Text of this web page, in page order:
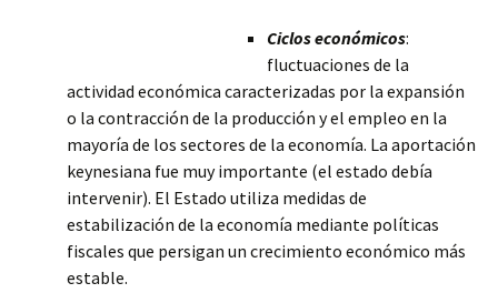
Ciclos económicos:
fluctuaciones de la
actividad económica caracterizadas por la expansión
o la contracción de la producción y el empleo en la
mayoría de los sectores de la economía. La aportación
keynesiana fue muy importante (el estado debía
intervenir). El Estado utiliza medidas de
estabilización de la economía mediante políticas
fiscales que persigan un crecimiento económico más
estable.